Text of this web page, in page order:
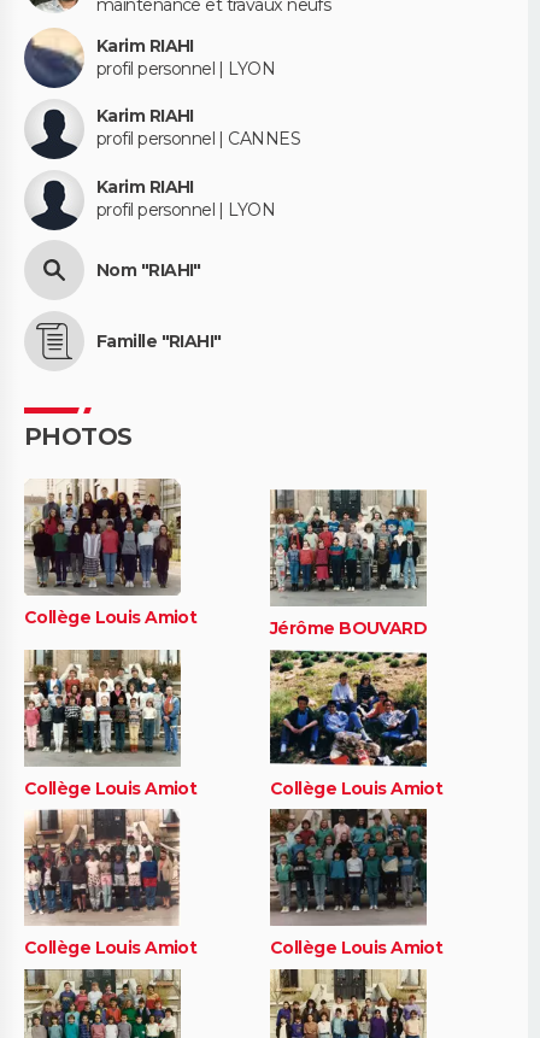
maintenance et travaux neufs
Karim RIAHI
profil personnel | LYON
Karim RIAHI
profil personnel | CANNES
Karim RIAHI
profil personnel | LYON
Nom "RIAHI"
Famille "RIAHI"
PHOTOS
Collège Louis Amiot Jérôme BOUVARD
Collège Louis Amiot Collège Louis Amiot
Collège Louis Amiot Collège Louis Amiot